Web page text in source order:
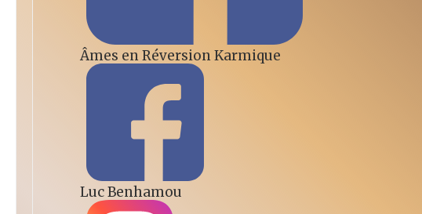
Âmes en Réversion Karmique
Luc Benhamou